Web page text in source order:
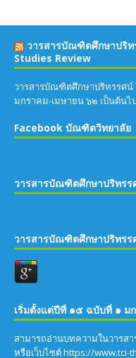
วารสารบัณฑิตศึกษาปริ
Studies Review
วารสารบัณฑิตศึกษาปริทรรศน์
มกราคม-เมษายน ๖๒ เป็นต้นไ
Facebook บัณฑิตวิทยาลัย
วารสารบัณฑิตศึกษาปริทรร
วารสารบัณฑิตศึกษาปริทรร
เริ่มตั้งแต่ปีที่ ๑๕ ฉบับที่ ๑ ม
สามารถอ่านบทความในวารส
หรือเว็บไซต์ https://www.tci-